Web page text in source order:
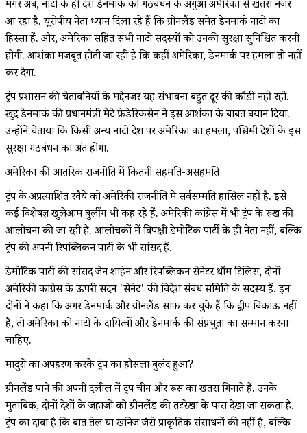
मगर अब, नाटो के ही देश डेनमार्क को गठबंधन के अगुआ अमेरिका से खतरा नजर
आ रहा है. यूरोपीय नेता ध्यान दिला रहे हैं कि ग्रीनलैंड समेत डेनमार्क नाटो का
हिस्सा हैं. और, अमेरिका सहित सभी नाटो सदस्यों को उनकी सुरक्षा सुनिश्चित करनी
होगी. आशंका मजबूत होती जा रही है कि कहीं अमेरिका, डेनमार्क पर हमला तो नहीं
कर देगा.
ट्रंप प्रशासन की चेतावनियों के मद्देनजर यह संभावना बहुत दूर की कौड़ी नहीं रही.
खुद डेनमार्क की प्रधानमंत्री मेटे फ्रेडेरिकसेन ने इस आशंका के बाबत बयान दिया.
उन्होंने चेताया कि किसी अन्य नाटो देश पर अमेरिका का हमला, पश्चिमी देशों के इस
सुरक्षा गठबंधन का अंत होगा.
अमेरिका की आंतरिक राजनीति में कितनी सहमति-असहमति
ट्रंप के अप्रत्याशित रवैये को अमेरिकी राजनीति में सर्वसम्मति हासिल नहीं है. इसे
कई विशेषज्ञ खुलेआम बुलींग भी कह रहे हैं. अमेरिकी कांग्रेस में भी ट्रंप के रुख की
आलोचना की जा रही है. आलोचकों में विपक्षी डेमोक्रैटिक पार्टी के ही नेता नहीं, बल्कि
ट्रंप की अपनी रिपब्लिकन पार्टी के भी सांसद हैं.
डेमोक्रैटिक पार्टी की सांसद जेन शाहेन और रिपब्लिकन सेनेटर थॉम टिलिस, दोनों
अमेरिकी कांग्रेस के ऊपरी सदन 'सेनेट' की विदेश संबंध समिति के सदस्य हैं. इन
दोनों ने कहा कि अगर डेनमार्क और ग्रीनलैंड साफ कर चुके हैं कि द्वीप बिकाऊ नहीं
है, तो अमेरिका को नाटो के दायित्वों और डेनमार्क की संप्रभुता का सम्मान करना
चाहिए.
मादुरो का अपहरण करके ट्रंप का हौसला बुलंद हुआ?
ग्रीनलैंड पाने की अपनी दलील में ट्रंप चीन और रूस का खतरा गिनाते हैं. उनके
मुताबिक, दोनों देशों के जहाजों को ग्रीनलैंड की तटरेखा के पास देखा जा सकता है.
ट्रंप का दावा है कि बात तेल या खनिज जैसे प्राकृतिक संसाधनों की नहीं है, बल्कि